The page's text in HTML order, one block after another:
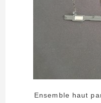
Ensemble haut